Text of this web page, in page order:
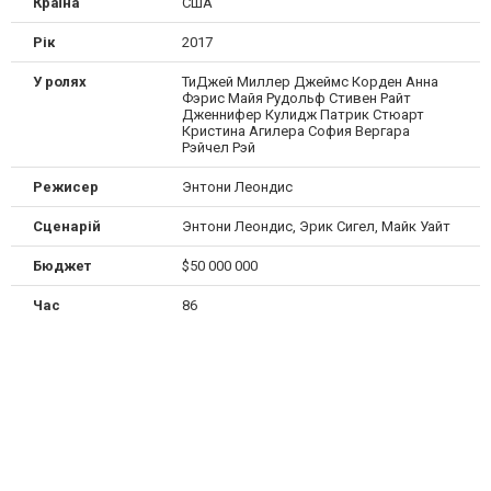
Рік 2017
У ролях
ТиДжей Миллер Джеймс Корден Анна
Фэрис Майя Рудольф Стивен Райт
Дженнифер Кулидж Патрик Стюарт
Кристина Агилера София Вергара
Рэйчел Рэй
Режисер Энтони Леондис
Сценарій Энтони Леондис, Эрик Сигел, Майк Уайт
Бюджет $50 000 000
Час 86